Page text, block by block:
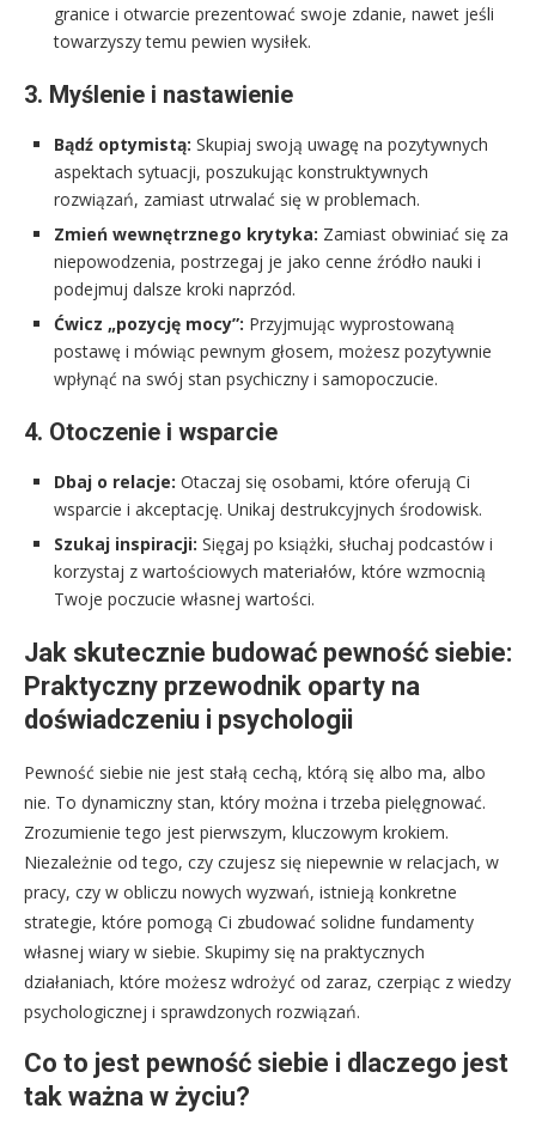
granice i otwarcie prezentować swoje zdanie, nawet jeśli
towarzyszy temu pewien wysiłek.
3. Myślenie i nastawienie
Bądź optymistą: Skupiaj swoją uwagę na pozytywnych
aspektach sytuacji, poszukując konstruktywnych
rozwiązań, zamiast utrwalać się w problemach.
Zmień wewnętrznego krytyka: Zamiast obwiniać się za
niepowodzenia, postrzegaj je jako cenne źródło nauki i
podejmuj dalsze kroki naprzód.
Ćwicz „pozycję mocy”: Przyjmując wyprostowaną
postawę i mówiąc pewnym głosem, możesz pozytywnie
wpłynąć na swój stan psychiczny i samopoczucie.
4. Otoczenie i wsparcie
Dbaj o relacje: Otaczaj się osobami, które oferują Ci
wsparcie i akceptację. Unikaj destrukcyjnych środowisk.
Szukaj inspiracji: Sięgaj po książki, słuchaj podcastów i
korzystaj z wartościowych materiałów, które wzmocnią
Twoje poczucie własnej wartości.
Jak skutecznie budować pewność siebie:
Praktyczny przewodnik oparty na
doświadczeniu i psychologii
Pewność siebie nie jest stałą cechą, którą się albo ma, albo
nie. To dynamiczny stan, który można i trzeba pielęgnować.
Zrozumienie tego jest pierwszym, kluczowym krokiem.
Niezależnie od tego, czy czujesz się niepewnie w relacjach, w
pracy, czy w obliczu nowych wyzwań, istnieją konkretne
strategie, które pomogą Ci zbudować solidne fundamenty
własnej wiary w siebie. Skupimy się na praktycznych
działaniach, które możesz wdrożyć od zaraz, czerpiąc z wiedzy
psychologicznej i sprawdzonych rozwiązań.
Co to jest pewność siebie i dlaczego jest
tak ważna w życiu?